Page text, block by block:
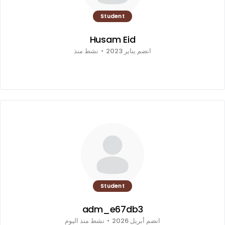
Student
Husam Eid
انضم يناير 2023 • نشط منذ
Student
adm_e67db3
انضم أبريل 2026 • نشط منذ اليوم